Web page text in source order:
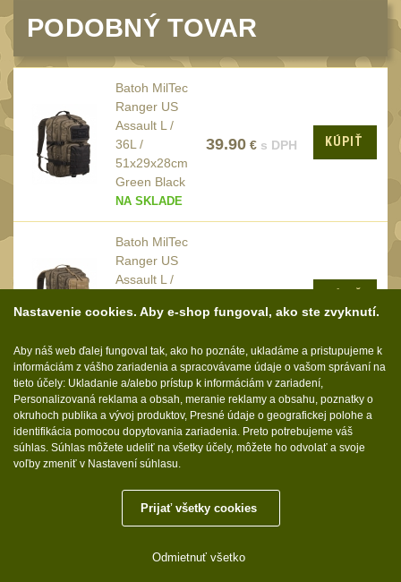
Prilby4
Opasky24
Nášivky
Ponča a pláštěnky11
Čepice, kukly, šátky
Šiltovky
Chrániče sluchu 7
Ostatní
Ramenní popruhy a
vycpávky10
Karabiny a přezky75
Kroužky, šňůrky,
koncovky
PODOBNÝ TOVAR
Batoh MilTec
Ranger US
Assault L /
36L /
51x29x28cm
Green Black
NA SKLADE
39.90 € s DPH KÚPIŤ
Batoh MilTec
Ranger US
Assault L /
51x29x28cm
NA SKLADE
Sledujte nás:
Tieto internetové stránky používajú súbory cookie.
Nastavenie cookies. Aby e-shop fungoval, ako ste zvyknutí.
Aby náš web ďalej fungoval tak, ako ho poznáte, ukladáme a pristupujeme k
informáciám z vášho zariadenia a spracovávame údaje o vašom správaní na
tieto účely: Ukladanie a/alebo prístup k informáciám v zariadení,
Personalizovaná reklama a obsah, meranie reklamy a obsahu, poznatky o
okruhoch publika a vývoj produktov, Presné údaje o geografickej polohe a
identifikácia pomocou dopytovania zariadenia. Preto potrebujeme váš
súhlas. Súhlas môžete udeliť na všetky účely, môžete ho odvolať a svoje
voľby zmeniť v Nastavení súhlasu.
Prijať všetky cookies
Odmietnuť všetko